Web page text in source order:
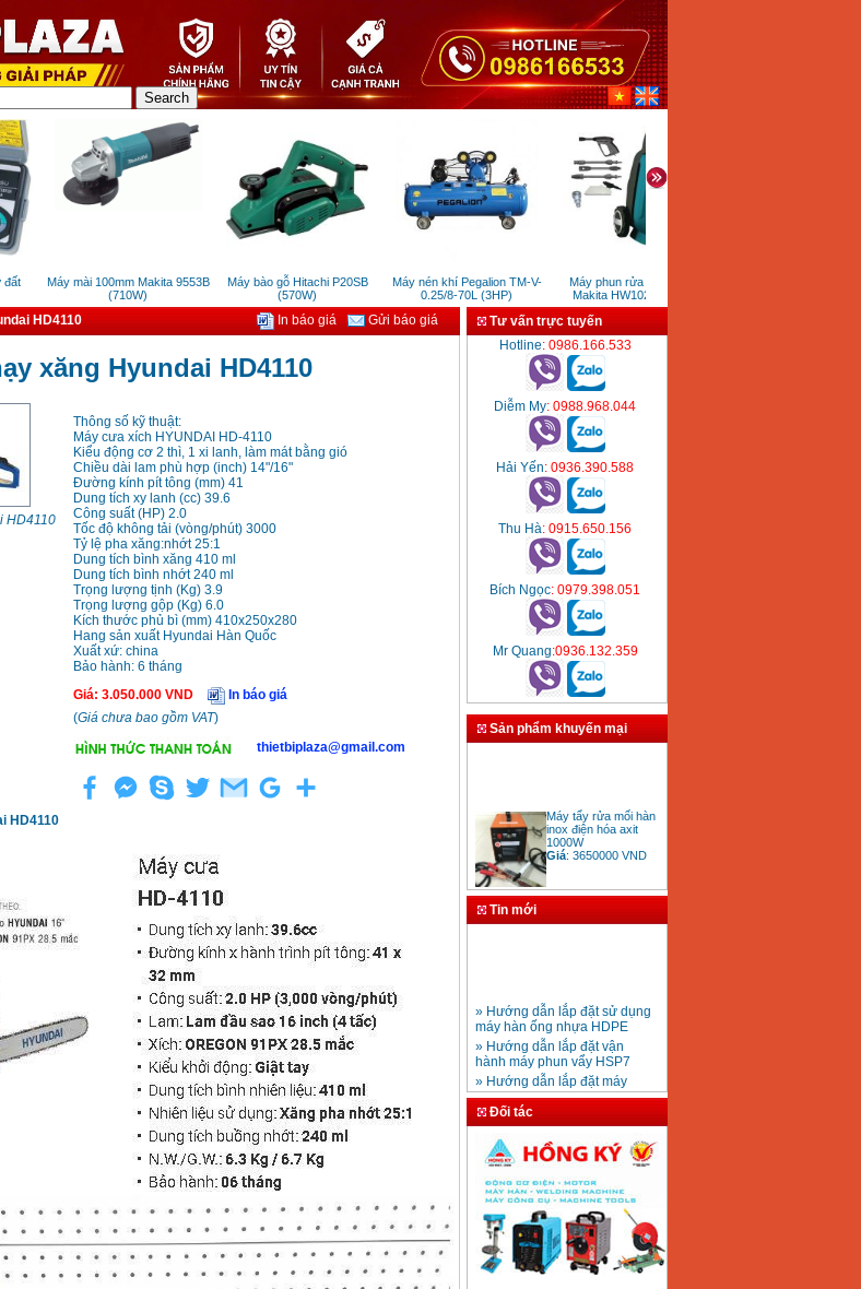
Máy mài 100mm Makita 9553B
(710W)
Máy bào gỗ Hitachi P20SB
(570W)
Máy nén khí Pegalion TM-V-
0.25/8-70L (3HP)
Máy phun rửa áp lực cao
Makita HW102 (1300W)
HD4110 In báo giá Gửi báo giá
xăng Hyundai HD4110
HD4110
Thông số kỹ thuật:
Máy cưa xích HYUNDAI HD-4110
Kiểu động cơ 2 thì, 1 xi lanh, làm mát bằng gió
Chiều dài lam phù hợp (inch) 14"/16"
Đường kính pít tông (mm) 41
Dung tích xy lanh (cc) 39.6
Công suất (HP) 2.0
Tốc độ không tải (vòng/phút) 3000
Tỷ lệ pha xăng:nhớt 25:1
Dung tích bình xăng 410 ml
Dung tích bình nhớt 240 ml
Trọng lượng tịnh (Kg) 3.9
Trọng lượng gộp (Kg) 6.0
Kích thước phủ bì (mm) 410x250x280
Hang sản xuất Hyundai Hàn Quốc
Xuất xứ: china
Bảo hành: 6 tháng
Giá: 3.050.000VND
In báo giá
(Giá chưa bao gồm VAT)
thietbiplaza@gmail.com
HD4110
Tư vấn trực tuyến
Hotline: 0986.166.533
Diễm My: 0988.968.044
Hải Yến: 0936.390.588
Thu Hà: 0915.650.156
Bích Ngọc: 0979.398.051
Mr Quang:0936.132.359
Sản phẩm khuyến mại
inox điện hóa axit
1000W
Giá:3650000
Mũi khoan rút lõi bê
tông D20-D350
Giá:330000VND
600mm Hồng Ký
Giá:3290000VND
Máy hàn que Hồng
ký Jet SR200R
Giá:2350000 VND
Tin mới
máy hàn ống nhựa HDPE
» Hướng dẫn lắp đặt vận
hành máy phun vẩy HSP7
» Hướng dẫn lắp đặt máy
bơm ly tâm trục ngang
» Máy nén khí Jetman
» HDSD Máy Hàn Ống Nhựa
HDPE quay tay thủy lực
» Đại lý bán Máy hàn
DONSUN Thượng Hải
» Máy khoan rút lõi cầm tay
chạy điện pin
» Hình thức thanh toán tại
Thiết Bị Plaza
» Máy ổn áp, máy biến áp
Fushin
Đối tác